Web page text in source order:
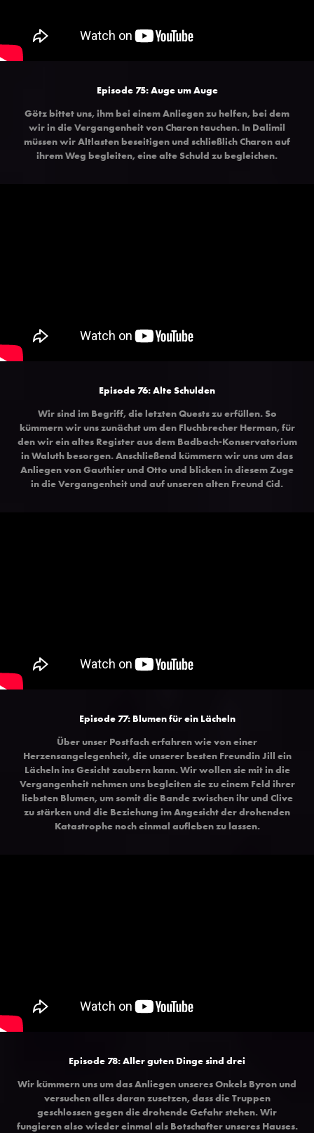
Episode 75:Auge um Auge
Götz bittet uns, ihm bei einem Anliegen zu helfen, bei dem
wir in die Vergangenheit von Charon tauchen. In Dalimil
müssen wir Altlasten beseitigen und schließlich Charon auf
ihrem Weg begleiten, eine alte Schuld zu begleichen.
Episode 76:Alte Schulden
Wir sind im Begriff, die letzten Quests zu erfüllen. So
kümmern wir uns zunächst um den Fluchbrecher Herman, für
den wir ein altes Register aus dem Badbach-Konservatorium
in Waluth besorgen. Anschließend kümmern wir uns um das
Anliegen von Gauthier und Otto und blicken in diesem Zuge
in die Vergangenheit und auf unseren alten Freund Cid.
Episode 77: Blumen für ein Lächeln
Über unser Postfach erfahren wie von einer
Herzensangelegenheit, die unserer besten Freundin Jill ein
Lächeln ins Gesicht zaubern kann. Wir wollen sie mit in die
Vergangenheit nehmen uns begleiten sie zu einem Feld ihrer
liebsten Blumen, um somit die Bande zwischen ihr und Clive
zu stärken und die Beziehung im Angesicht der drohenden
Katastrophe noch einmal aufleben zu lassen.
Episode 78:Aller guten Dinge sind drei
Wir kümmern uns um das Anliegen unseres Onkels Byron und
versuchen alles daran zusetzen, dass die Truppen
geschlossen gegen die drohende Gefahr stehen. Wir
fungieren also wieder einmal als Botschafter unseres Hauses.